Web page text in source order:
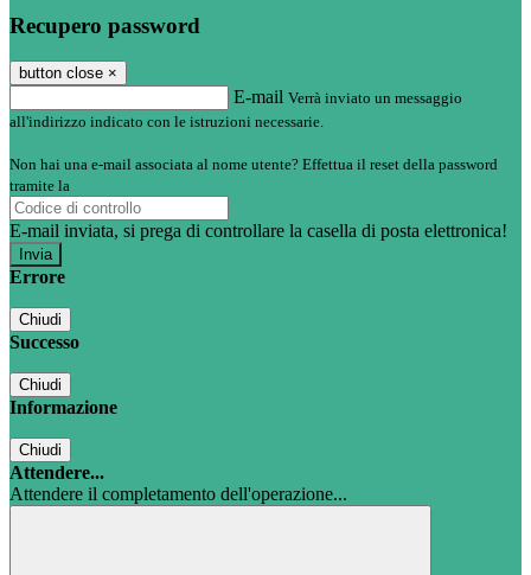
Recupero password
button close ×
E-mail Verrà inviato un messaggio
all'indirizzo indicato con le istruzioni necessarie.
Non hai una e-mail associata al nome utente? Effettua il reset della password
tramite la
E-mail inviata, si prega di controllare la casella di posta elettronica!
Errore
Chiudi
Successo
Chiudi
Informazione
Chiudi
Attendere...
Attendere il completamento dell'operazione...